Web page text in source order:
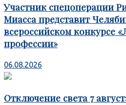
Участник спецоперации
Миасса представит
всероссийском конкурсе
профессии»
06.08.2026
Отключение света 7